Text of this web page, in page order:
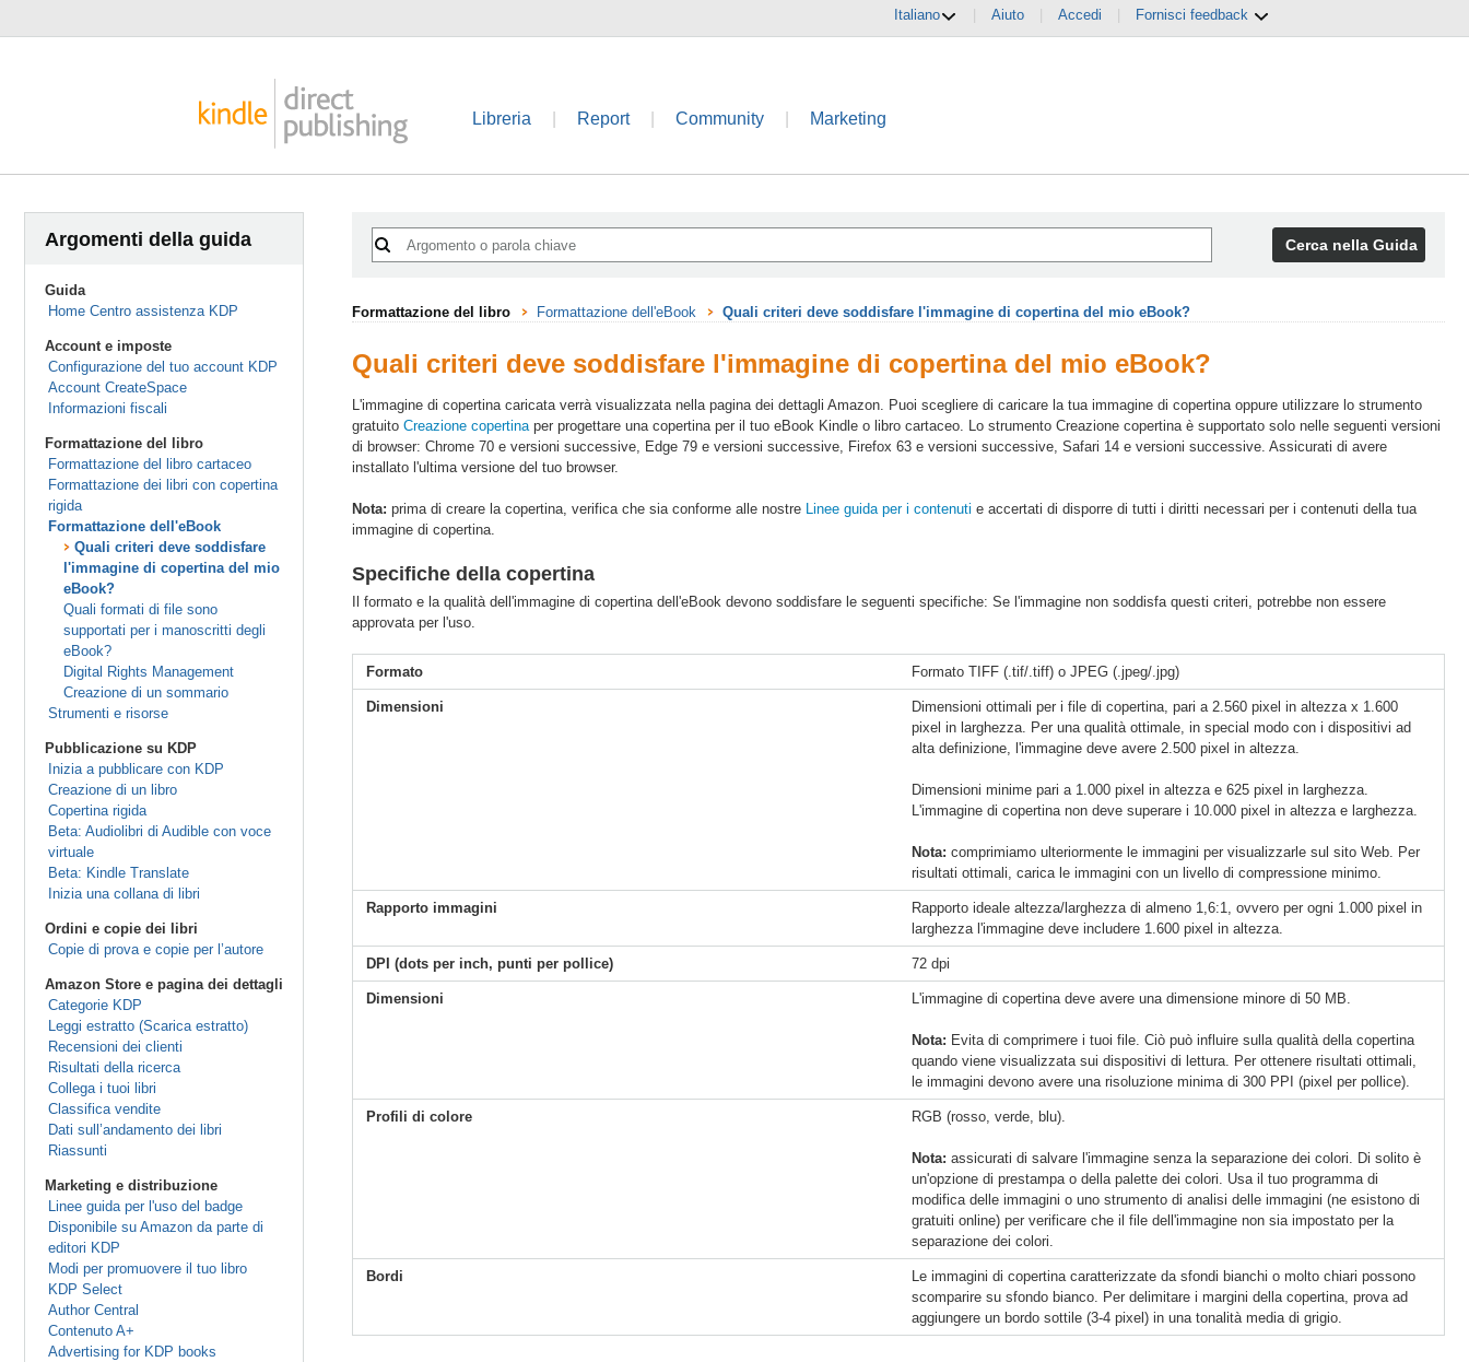
Italiano Aiuto Accedi Fornisci feedback
Libreria Report Community Marketing
Argomenti della guida
Guida
Home Centro assistenza KDP
Account e imposte
Configurazione del tuo account KDP
Account CreateSpace
Informazioni fiscali
Formattazione del libro
Formattazione del libro cartaceo
Formattazione dei libri con copertina
rigida
Formattazione dell'eBook
Quali criteri deve soddisfare
l'immagine di copertina del mio
eBook?
Quali formati di file sono
supportati per i manoscritti degli
eBook?
Digital Rights Management
Creazione di un sommario
Strumenti e risorse
Pubblicazione su KDP
Inizia a pubblicare con KDP
Creazione di un libro
Copertina rigida
Beta: Audiolibri di Audible con voce
virtuale
Beta: Kindle Translate
Inizia una collana di libri
Ordini e copie dei libri
Copie di prova e copie per l’autore
Amazon Store e pagina dei dettagli
Categorie KDP
Leggi estratto (Scarica estratto)
Recensioni dei clienti
Risultati della ricerca
Collega i tuoi libri
Classifica vendite
Dati sull’andamento dei libri
Riassunti
Marketing e distribuzione
Linee guida per l'uso del badge
Disponibile su Amazon da parte di
editori KDP
Modi per promuovere il tuo libro
KDP Select
Author Central
Contenuto A+
Advertising for KDP books
Cerca nella Guida
Formattazione del libro Formattazione dell'eBook Quali criteri deve soddisfare l'immagine di copertina del mio eBook?
Quali criteri deve soddisfare l'immagine di copertina del mio eBook?
L'immagine di copertina caricata verrà visualizzata nella pagina dei dettagli Amazon. Puoi scegliere di caricare la tua immagine di copertina oppure utilizzare lo strumento
gratuito Creazione copertinaper progettare una copertina per il tuo eBook Kindle o libro cartaceo. Lo strumento Creazione copertina è supportato solo nelle seguenti versioni
di browser: Chrome 70 e versioni successive, Edge 79 e versioni successive, Firefox 63 e versioni successive, Safari 14 e versioni successive. Assicurati di avere
installato l'ultima versione del tuo browser.
Nota: prima di creare la copertina, verifica che sia conforme alle nostre Linee guida per i contenuti e accertati di disporre di tutti i diritti necessari per i contenuti della tua
immagine di copertina.
Specifiche della copertina
Il formato e la qualità dell'immagine di copertina dell'eBook devono soddisfare le seguenti specifiche: Se l'immagine non soddisfa questi criteri, potrebbe non essere
approvata per l'uso.
Formato Formato TIFF (.tif/.tiff) o JPEG (.jpeg/.jpg)
Dimensioni
Dimensioni ottimali per i file di copertina, pari a 2.560 pixel in altezza x 1.600
pixel in larghezza. Per una qualità ottimale, in special modo con i dispositivi ad
alta definizione, l'immagine deve avere 2.500 pixel in altezza.
Dimensioni minime pari a 1.000 pixel in altezza e 625 pixel in larghezza.
L'immagine di copertina non deve superare i 10.000 pixel in altezza e larghezza.
Nota: comprimiamo ulteriormente le immagini per visualizzarle sul sito Web. Per
risultati ottimali, carica le immagini con un livello di compressione minimo.
Rapporto immagini
Rapporto ideale altezza/larghezza di almeno 1,6:1, ovvero per ogni 1.000 pixel in
larghezza l'immagine deve includere 1.600 pixel in altezza.
DPI (dots per inch, punti per pollice) 72 dpi
Dimensioni L'immagine di copertina deve avere una dimensione minore di 50 MB.
Nota: Evita di comprimere i tuoi file. Ciò può influire sulla qualità della copertina
quando viene visualizzata sui dispositivi di lettura. Per ottenere risultati ottimali,
le immagini devono avere una risoluzione minima di 300 PPI (pixel per pollice).
Profili di colore RGB (rosso, verde, blu).
Nota: assicurati di salvare l'immagine senza la separazione dei colori. Di solito è
un'opzione di prestampa o della palette dei colori. Usa il tuo programma di
modifica delle immagini o uno strumento di analisi delle immagini (ne esistono di
gratuiti online) per verificare che il file dell'immagine non sia impostato per la
separazione dei colori.
Bordi
Le immagini di copertina caratterizzate da sfondi bianchi o molto chiari possono
scomparire su sfondo bianco. Per delimitare i margini della copertina, prova ad
aggiungere un bordo sottile (3-4 pixel) in una tonalità media di grigio.